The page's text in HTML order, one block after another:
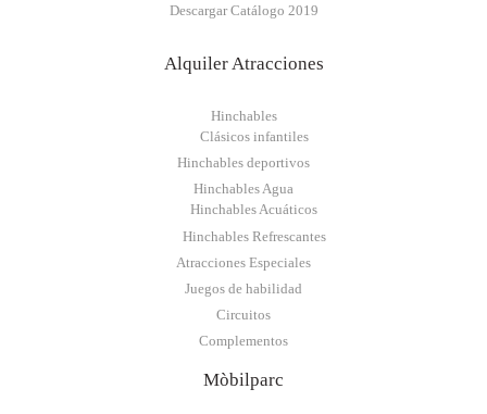
Descargar Catálogo 2019
Alquiler Atracciones
Hinchables
Clásicos infantiles
Hinchables deportivos
Hinchables Agua
Hinchables Acuáticos
Hinchables Refrescantes
Atracciones Especiales
Juegos de habilidad
Circuitos
Complementos
Mòbilparc